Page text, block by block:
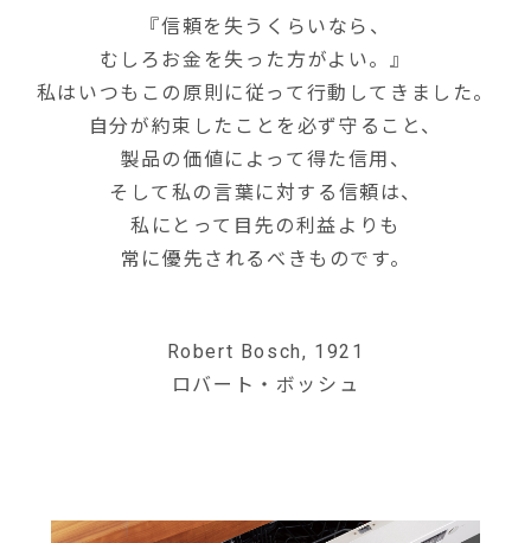
『信頼を失うくらいなら、
むしろお金を失った方がよい。』
私はいつもこの原則に従って行動してきました。
自分が約束したことを必ず守ること、
製品の価値によって得た信用、
そして私の言葉に対する信頼は、
私にとって目先の利益よりも
常に優先されるべきものです。
Robert Bosch, 1921
ロバート・ボッシュ